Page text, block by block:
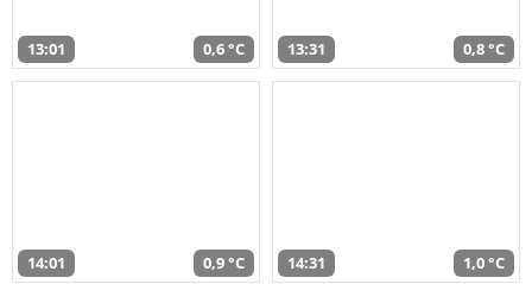
13:01 0,6 °C 13:31 0,8 °C
14:01 0,9 °C 14:31 1,0 °C